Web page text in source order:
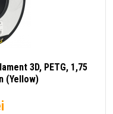
3D, PETG, 1,75
(Yellow)